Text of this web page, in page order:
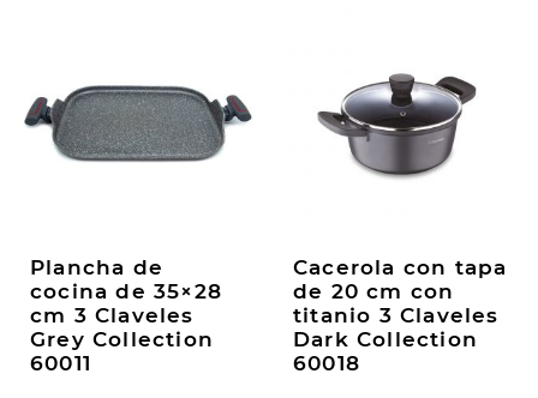
Plancha de
cocina de 35×28
cm 3 Claveles
Grey Collection
60011
Cacerola con tapa
de 20 cm con
titanio 3 Claveles
Dark Collection
60018